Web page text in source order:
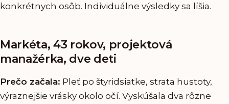
konkrétnych osôb. Individuálne výsledky sa líšia.
Markéta, 43 rokov, projektová
manažérka, dve deti
Prečo začala: Pleť po štyridsiatke, strata hustoty,
výraznejšie vrásky okolo očí. Vyskúšala dva rôzne